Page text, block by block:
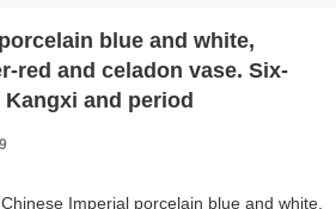
blue and white,
red and celadon vase. Six-
and period